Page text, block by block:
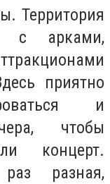
Территория
с арками,
приятно
и
чтобы
концерт.
разная,